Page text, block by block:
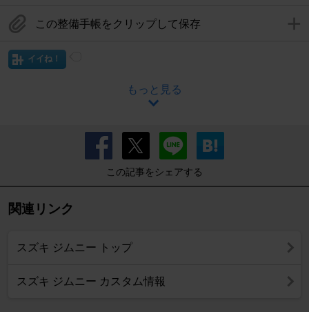
この整備手帳をクリップして保存
イイね！
もっと見る
この記事をシェアする
関連リンク
スズキ ジムニー トップ
スズキ ジムニー カスタム情報